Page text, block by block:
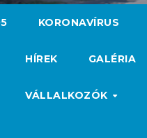
KORONAVÍRUS
HÍREK GALÉRIA
VÁLLALKOZÓK